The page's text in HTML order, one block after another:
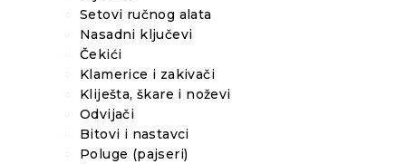
Setovi ručnog alata
Nasadni ključevi
Čekići
Klamerice i zakivači
Kliješta, škare i noževi
Odvijači
Bitovi i nastavci
Poluge (pajseri)